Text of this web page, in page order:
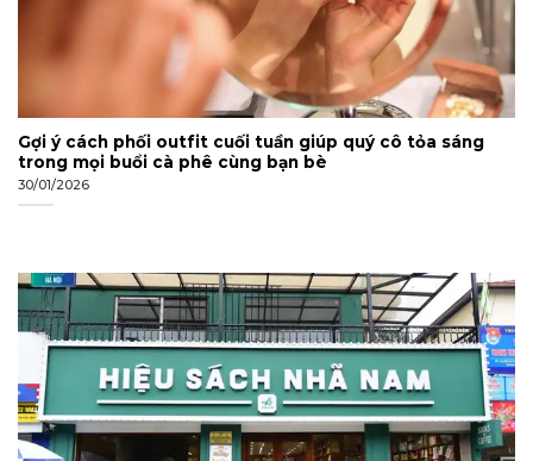
Gợi ý cách phối outfit cuối tuần giúp quý cô tỏa sáng
trong mọi buổi cà phê cùng bạn bè
30/01/2026